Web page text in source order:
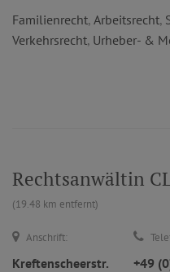
Familienrecht, Arbeitsrecht,
Verkehrsrecht, Urheber- &
Rechtsanwältin
(19.48 km entfernt)
Anschrift:
Kreftenscheerstr.
+49